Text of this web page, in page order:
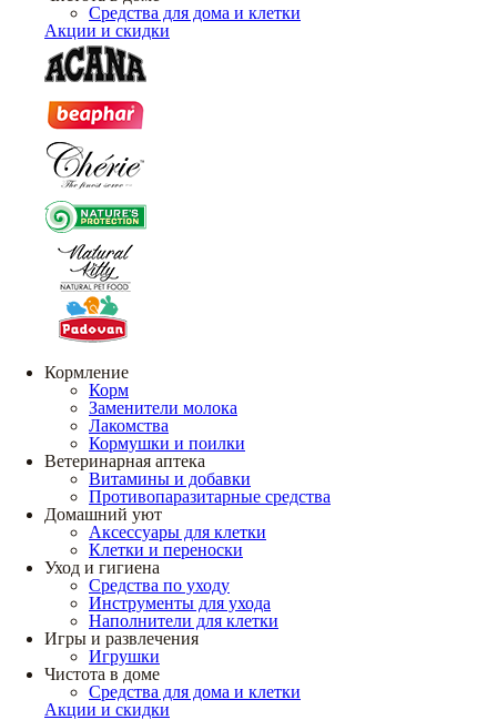
Средства для дома и клетки
Акции и скидки
Кормление
Корм
Заменители молока
Лакомства
Кормушки и поилки
Ветеринарная аптека
Витамины и добавки
Противопаразитарные средства
Домашний уют
Аксессуары для клетки
Клетки и переноски
Уход и гигиена
Средства по уходу
Инструменты для ухода
Наполнители для клетки
Игры и развлечения
Игрушки
Чистота в доме
Средства для дома и клетки
Акции и скидки